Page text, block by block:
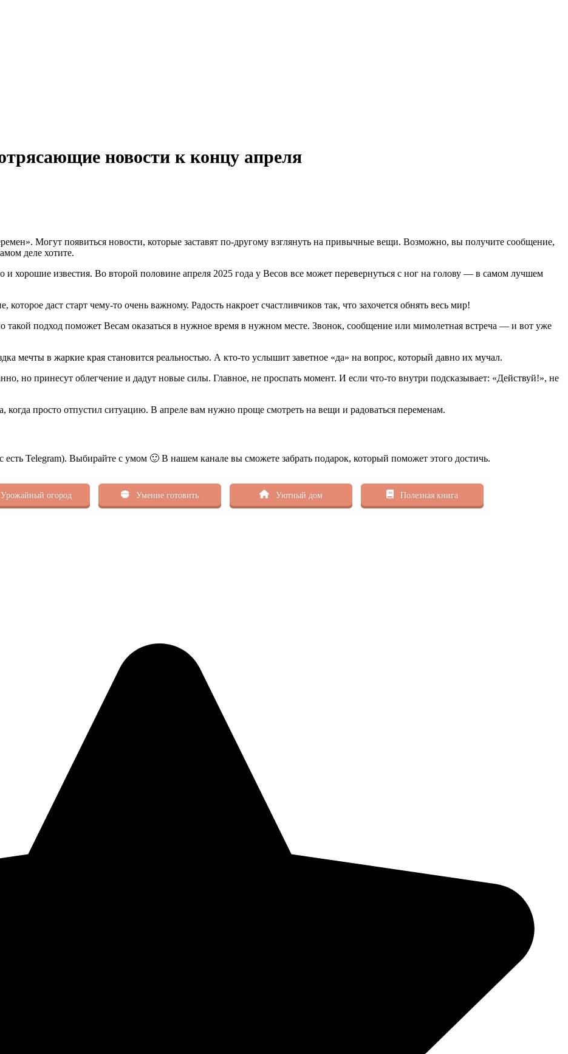
новости к концу апреля
Могут появиться новости, которые заставят по-другому взглянуть на привычные вещи. Возможно, вы получите сообщение,
деле хотите.
и хорошие известия. Во второй половине апреля 2025 года у Весов все может перевернуться с ног на голову — в самом лучшем
даст старт чему-то очень важному. Радость накроет счастливчиков так, что захочется обнять весь мир!
такой подход поможет Весам оказаться в нужное время в нужном месте. Звонок, сообщение или мимолетная встреча — и вот уже
мечты в жаркие края становится реальностью. А кто-то услышит заветное «да» на вопрос, который давно их мучал.
но принесут облегчение и дадут новые силы. Главное, не проспать момент. И если что-то внутри подсказывает: «Действуй!», не
когда просто отпустил ситуацию. В апреле вам нужно проще смотреть на вещи и радоваться переменам.
Telegram). Выбирайте с умом 🙂 В нашем канале вы сможете забрать подарок, который поможет этого достичь.
Урожайный огород Умение готовить Уютный дом Полезная книга